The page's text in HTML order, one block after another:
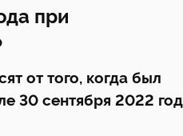
при
от того, когда был
30 сентября 2022